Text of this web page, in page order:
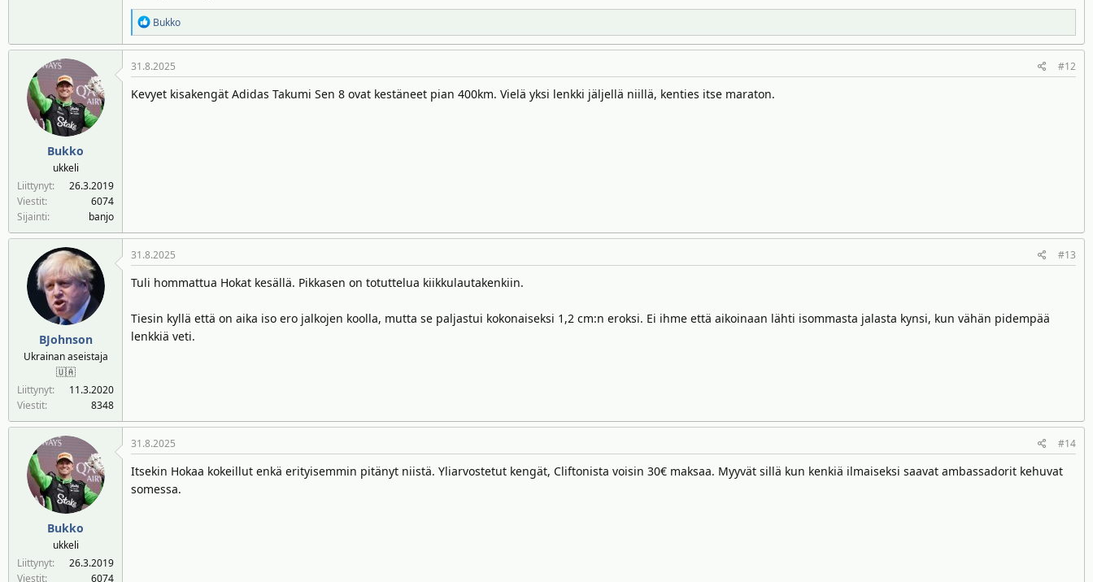
R
e
a
k
i
Bukko
Bukko
ukkeli
Liittynyt
26.3.2019
Viestit
6074
Sijainti
banjo
31.8.2025 #12
Kevyet kisakengät Adidas Takumi Sen 8 ovat kestäneet pian 400km. Vielä yksi lenkki jäljellä niillä, kenties itse maraton.
BJohnson
Ukrainan aseistaja
🇺🇦
Liittynyt
11.3.2020
Viestit
8348
31.8.2025 #13
Tuli hommattua Hokat kesällä. Pikkasen on totuttelua kiikkulautakenkiin.
Tiesin kyllä että on aika iso ero jalkojen koolla, mutta se paljastui kokonaiseksi 1,2 cm:n eroksi. Ei ihme että aikoinaan lähti isommasta jalasta kynsi, kun vähän pidempää
lenkkiä veti.
Bukko
ukkeli
Liittynyt
26.3.2019
Viestit
6074
31.8.2025 #14
Itsekin Hokaa kokeillut enkä erityisemmin pitänyt niistä. Yliarvostetut kengät, Cliftonista voisin 30€ maksaa. Myyvät sillä kun kenkiä ilmaiseksi saavat ambassadorit kehuvat
somessa.